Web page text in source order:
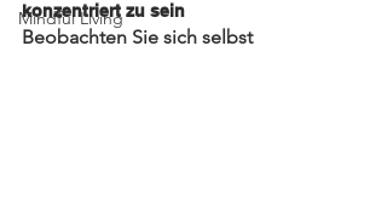
Mindful Living
konzentriert zu sein
Beobachten Sie sich selbst